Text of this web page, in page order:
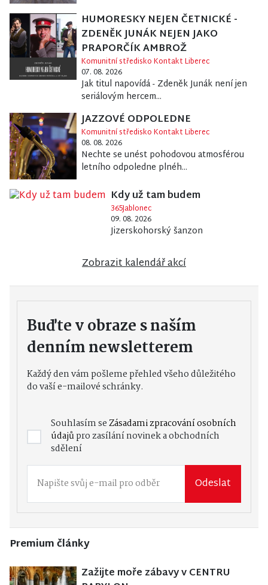
HUMORESKY NEJEN ČETNICKÉ -
ZDENĚK JUNÁK NEJEN JAKO
PRAPORČÍK AMBROŽ
Komunitní středisko Kontakt Liberec
07. 08. 2026
Jak titul napovídá - Zdeněk Junák není jen
seriálovým hercem...
JAZZOVÉ ODPOLEDNE
Komunitní středisko Kontakt Liberec
08. 08. 2026
Nechte se unést pohodovou atmosférou
letního odpoledne plnéh...
Kdy už tam budem
365Jablonec
09. 08. 2026
Jizerskohorský šanzon
Zobrazit kalendář akcí
Buďte v obraze s naším
denním newsletterem
Každý den vám pošleme přehled všeho důležitého
do vaší e-mailové schránky.
Souhlasím seZásadami zpracování osobních
údajůpro zasílání novinek a obchodních
sdělení
Odeslat
Premium články
Zažijte moře zábavy v CENTRU